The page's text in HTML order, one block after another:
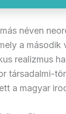
néven
a
realizmus
társadalmi-
a magyar